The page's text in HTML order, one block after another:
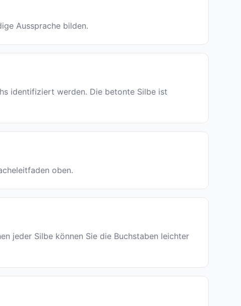
Aussprache bilden.
identifiziert werden. Die betonte Silbe ist
oben.
jeder Silbe können Sie die Buchstaben leichter